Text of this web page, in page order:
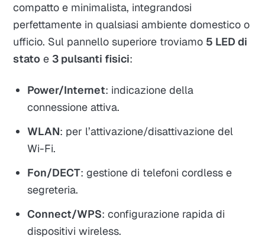
compatto e minimalista, integrandosi
perfettamente in qualsiasi ambiente domestico o
ufficio. Sul pannello superiore troviamo 5 LED di
stato e 3 pulsanti fisici:
Power/Internet: indicazione della
connessione attiva.
WLAN: per l’attivazione/disattivazione del
Wi-Fi.
Fon/DECT: gestione di telefoni cordless e
segreteria.
Connect/WPS: configurazione rapida di
dispositivi wireless.